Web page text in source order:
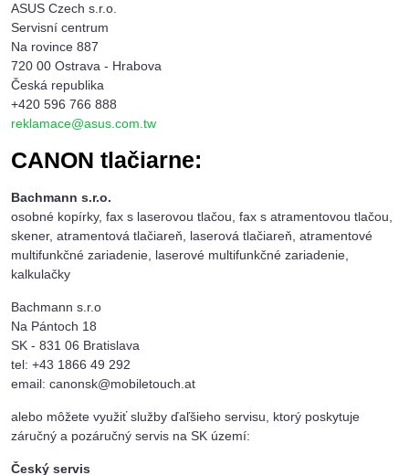
ASUS Czech s.r.o.
Servisní centrum
Na rovince 887
720 00 Ostrava - Hrabova
Česká republika
+420 596 766 888
reklamace@asus.com.tw
CANON tlačiarne:
Bachmann s.r.o.
osobné kopírky, fax s laserovou tlačou, fax s atramentovou tlačou,
skener, atramentová tlačiareň, laserová tlačiareň, atramentové
multifunkčné zariadenie, laserové multifunkčné zariadenie,
kalkulačky
Bachmann s.r.o
Na Pántoch 18
SK - 831 06 Bratislava
tel: +43 1866 49 292
email: canonsk@mobiletouch.at
alebo môžete využiť služby ďaľšieho servisu, ktorý poskytuje
záručný a pozáručný servis na SK území:
Český servis